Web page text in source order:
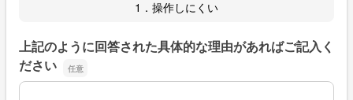
1．操作しにくい
上記のように回答された具体的な理由があればご記入く
ださい
上記のように回答された具体的な理由があればご記入くだ